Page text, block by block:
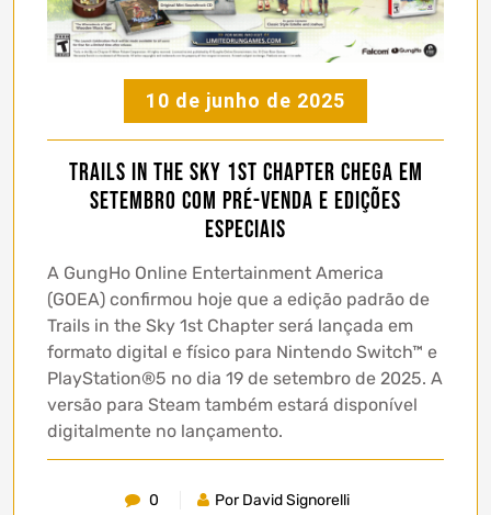
10 de junho de 2025
Trails in the Sky 1st Chapter chega em
setembro com pré-venda e edições
especiais
A GungHo Online Entertainment America
(GOEA) confirmou hoje que a edição padrão de
Trails in the Sky 1st Chapter será lançada em
formato digital e físico para Nintendo Switch™ e
PlayStation®5 no dia 19 de setembro de 2025. A
versão para Steam também estará disponível
digitalmente no lançamento.
0
Por David Signorelli